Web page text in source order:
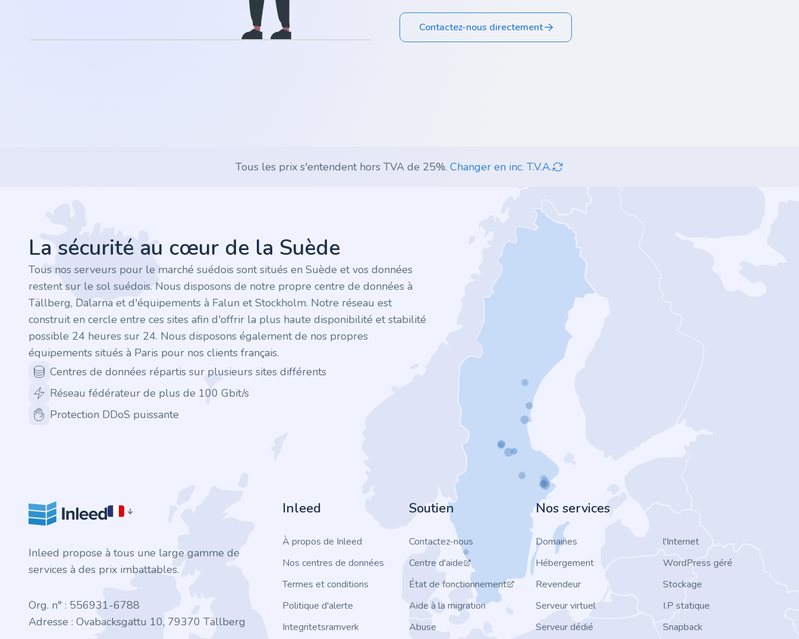
.email
.bz
.design
.finance
.cn
.re
.it
Contactez-nous directement
Tous les prix s'entendent hors TVA de 25%. Changer en inc. T.V.A.
La sécurité au cœur de la Suède
Tous nos serveurs pour le marché suédois sont situés en Suède et vos données
restent sur le sol suédois. Nous disposons de notre propre centre de données à
Tällberg, Dalarna et d'équipements à Falun et Stockholm. Notre réseau est
construit en cercle entre ces sites afin d'offrir la plus haute disponibilité et stabilité
possible 24 heures sur 24. Nous disposons également de nos propres
équipements situés à Paris pour nos clients français.
Centres de données répartis sur plusieurs sites différents
Réseau fédérateur de plus de 100 Gbit/s
Protection DDoS puissante
Inleed propose à tous une large gamme de
services à des prix imbattables.
Org. n° : 556931-6788
Adresse : Ovabacksgattu 10, 79370 Tällberg
Inleed
À propos de Inleed
Nos centres de données
Termes et conditions
Politique d'alerte
Integritetsramverk
Soutien
Contactez-nous
Centre d'aide
État de fonctionnement
Aide à la migration
Abuse
Nos services
Domaines
Hébergement
Revendeur
Serveur virtuel
Serveur dédié
l'Internet
WordPress géré
Stockage
I.P statique
Snapback